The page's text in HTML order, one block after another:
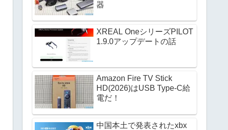
器
XREAL OneシリーズPILOT
1.9.0アップデートの話
Amazon Fire TV Stick
HD(2026)はUSB Type-C給
電だ！
中国本土で発表されたxbx